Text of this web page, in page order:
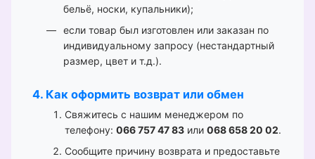
бельё, носки, купальники);
если товар был изготовлен или заказан по
индивидуальному запросу (нестандартный
размер, цвет и т.д.).
4. Как оформить возврат или обмен
Свяжитесь с нашим менеджером по
телефону: 066 757 47 83 или 068 658 20 02.
Сообщите причину возврата и предоставьте